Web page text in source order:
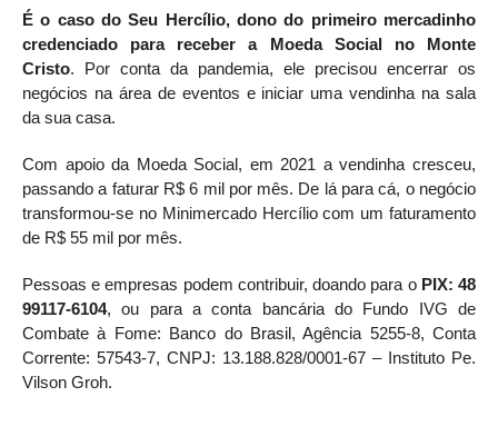
É o caso do Seu Hercílio, dono do primeiro mercadinho
credenciado para receber a Moeda Social no Monte
Cristo. Por conta da pandemia, ele precisou encerrar os
negócios na área de eventos e iniciar uma vendinha na sala
da sua casa.
Com apoio da Moeda Social, em 2021 a vendinha cresceu,
passando a faturar R$ 6 mil por mês. De lá para cá, o negócio
transformou-se no Minimercado Hercílio com um faturamento
de R$ 55 mil por mês.
Pessoas e empresas podem contribuir, doando para o PIX: 48
99117-6104, ou para a conta bancária do Fundo IVG de
Combate à Fome: Banco do Brasil, Agência 5255-8, Conta
Corrente: 57543-7, CNPJ: 13.188.828/0001-67 – Instituto Pe.
Vilson Groh.